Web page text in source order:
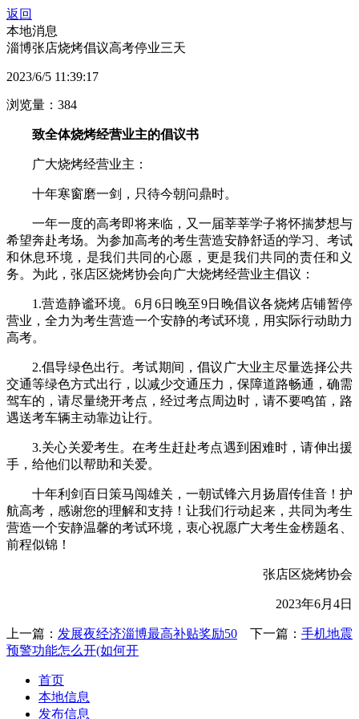
返回
本地消息
淄博张店烧烤倡议高考停业三天
2023/6/5 11:39:17
浏览量：384
致全体烧烤经营业主的倡议书
广大烧烤经营业主：
十年寒窗磨一剑，只待今朝问鼎时。
一年一度的高考即将来临，又一届莘莘学子将怀揣梦想与
希望奔赴考场。为参加高考的考生营造安静舒适的学习、考试
和休息环境，是我们共同的心愿，更是我们共同的责任和义
务。为此，张店区烧烤协会向广大烧烤经营业主倡议：
1.营造静谧环境。6月6日晚至9日晚倡议各烧烤店铺暂停
营业，全力为考生营造一个安静的考试环境，用实际行动助力
高考。
2.倡导绿色出行。考试期间，倡议广大业主尽量选择公共
交通等绿色方式出行，以减少交通压力，保障道路畅通，确需
驾车的，请尽量绕开考点，经过考点周边时，请不要鸣笛，路
遇送考车辆主动靠边让行。
3.关心关爱考生。在考生赶赴考点遇到困难时，请伸出援
手，给他们以帮助和关爱。
十年利剑百日策马闯雄关，一朝试锋六月扬眉传佳音！护
航高考，感谢您的理解和支持！让我们行动起来，共同为考生
营造一个安静温馨的考试环境，衷心祝愿广大考生金榜题名、
前程似锦！
张店区烧烤协会
2023年6月4日
上一篇： 发展夜经济淄博最高补贴奖励50 下一篇： 手机地震
预警功能怎么开(如何开
首页
本地信息
发布信息